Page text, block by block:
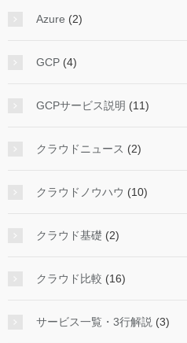
Azure (2)
GCP (4)
GCPサービス説明 (11)
クラウドニュース (2)
クラウドノウハウ (10)
クラウド基礎 (2)
クラウド比較 (16)
サービス一覧・3行解説 (3)